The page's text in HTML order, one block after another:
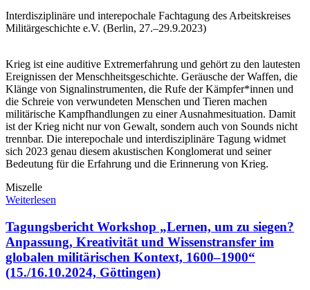
Interdisziplinäre und interepochale Fachtagung des Arbeitskreises
Militärgeschichte e.V. (Berlin, 27.–29.9.2023)
Krieg ist eine auditive Extremerfahrung und gehört zu den lautesten
Ereignissen der Menschheitsgeschichte. Geräusche der Waffen, die
Klänge von Signalinstrumenten, die Rufe der Kämpfer*innen und
die Schreie von verwundeten Menschen und Tieren machen
militärische Kampfhandlungen zu einer Ausnahmesituation. Damit
ist der Krieg nicht nur von Gewalt, sondern auch von Sounds nicht
trennbar. Die interepochale und interdisziplinäre Tagung widmet
sich 2023 genau diesem akustischen Konglomerat und seiner
Bedeutung für die Erfahrung und die Erinnerung von Krieg.
Miszelle
Weiterlesen
Tagungsbericht Workshop „Lernen, um zu siegen?
Anpassung, Kreativität und Wissenstransfer im
globalen militärischen Kontext, 1600–1900“
(15./16.10.2024, Göttingen)